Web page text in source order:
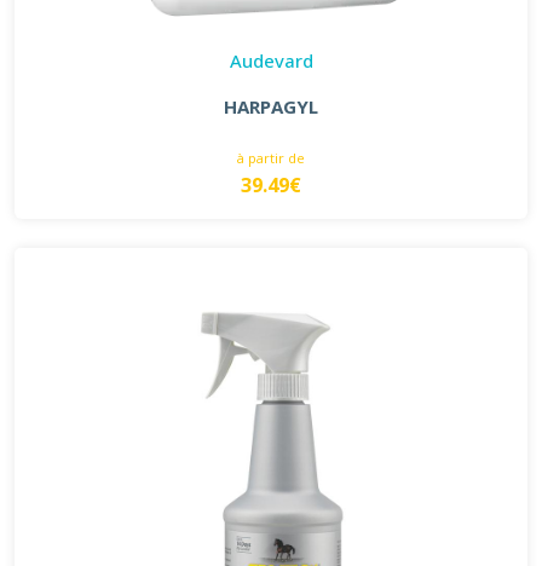
Audevard
HARPAGYL
à partir de
39.49€